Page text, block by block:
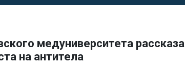
медуниверситета
на антитела